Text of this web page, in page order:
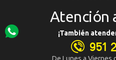
Atención
¡También
951
De Lunes a Viernes